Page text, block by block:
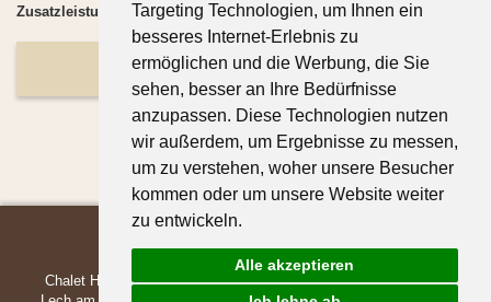
Targeting Technologien, um Ihnen ein
besseres Internet-Erlebnis zu
ermöglichen und die Werbung, die Sie
sehen, besser an Ihre Bedürfnisse
anzupassen. Diese Technologien nutzen
wir außerdem, um Ergebnisse zu messen,
um zu verstehen, woher unsere Besucher
kommen oder um unsere Website weiter
zu entwickeln.
Alle akzeptieren
Zusatzleistungen hinzufügen
Reiseversicherung
Chalet Hus Hörili | Dietmar & Martina Walch | Strass 678 | 6764